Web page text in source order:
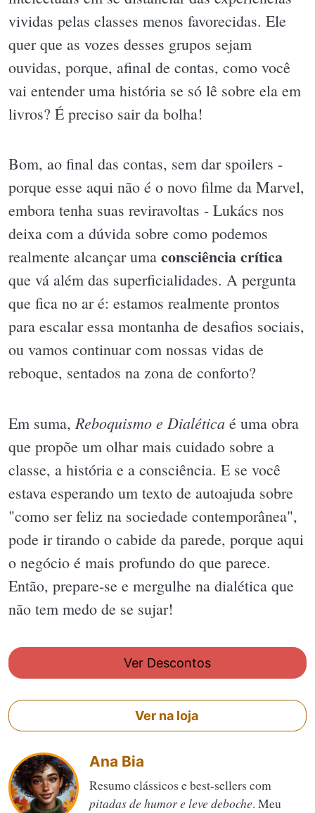
vividas pelas classes menos favorecidas. Ele
quer que as vozes desses grupos sejam
ouvidas, porque, afinal de contas, como você
vai entender uma história se só lê sobre ela em
livros? É preciso sair da bolha!
Bom, ao final das contas, sem dar spoilers -
porque esse aqui não é o novo filme da Marvel,
embora tenha suas reviravoltas - Lukács nos
deixa com a dúvida sobre como podemos
realmente alcançar uma consciência crítica
que vá além das superficialidades. A pergunta
que fica no ar é: estamos realmente prontos
para escalar essa montanha de desafios sociais,
ou vamos continuar com nossas vidas de
reboque, sentados na zona de conforto?
Em suma, Reboquismo e Dialética é uma obra
que propõe um olhar mais cuidado sobre a
classe, a história e a consciência. E se você
estava esperando um texto de autoajuda sobre
"como ser feliz na sociedade contemporânea",
pode ir tirando o cabide da parede, porque aqui
o negócio é mais profundo do que parece.
Então, prepare-se e mergulhe na dialética que
não tem medo de se sujar!
Ver Descontos
Ver na loja
Ana Bia
Resumo clássicos e best-sellers com
pitadas de humor e leve deboche. Meu